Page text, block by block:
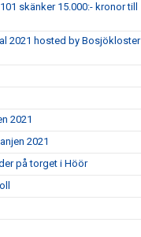
skänker 15.000:- kronor till
2021 hosted by Bosjökloster
2021
2021
på torget i Höör